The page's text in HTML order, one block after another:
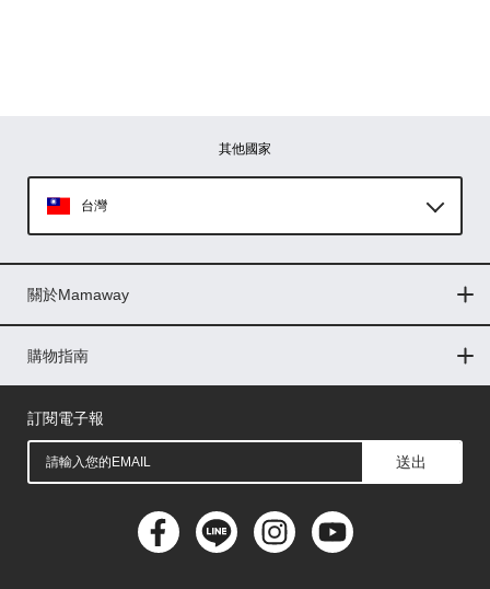
其他國家
台灣
印尼
菲律賓
馬來西亞
關於Mamaway
門市據點
最新消息
品牌故事
人力招募
媒體花絮
隱私權聲明
CSR企業社會責任
購物指南
購物常見問題
退換貨問題
儲值金使用條款
購買儲值金
發票問題
會員權益
線上留言
吸乳器-免費體驗
訂閱電子報
送出